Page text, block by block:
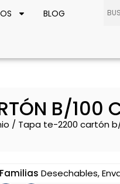
BLOG
B/100
/ Tapa te-2200 cartón
Familias Desechables,